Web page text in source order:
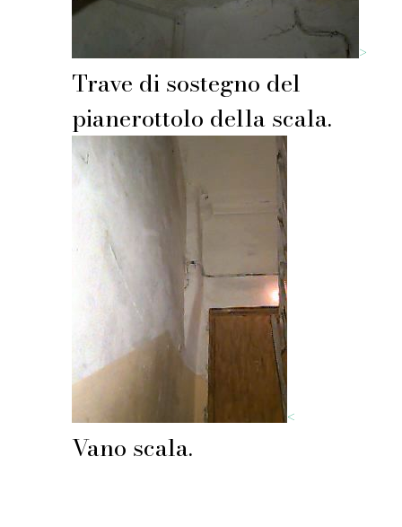
>
Trave di sostegno del
pianerottolo della scala.
<
Vano scala.